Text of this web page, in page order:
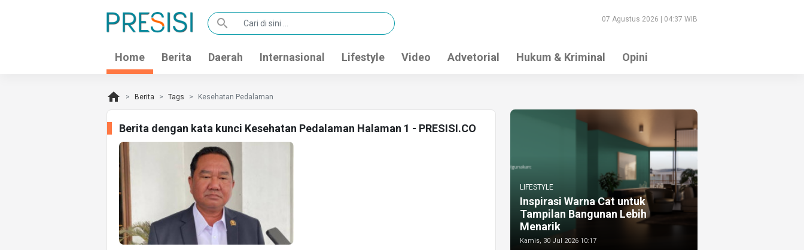
search 07 Agustus 2026 | 04:37 WIB
Home Berita Daerah Internasional Lifestyle Video Advetorial Hukum & Kriminal Opini
home Berita Tags Kesehatan Pedalaman
Berita dengan kata kunci Kesehatan Pedalaman Halaman 1 - PRESISI.CO
LIFESTYLE
Inspirasi Warna Cat untuk
Tampilan Bangunan Lebih
Menarik
Kamis, 30 Jul 2026 10:17